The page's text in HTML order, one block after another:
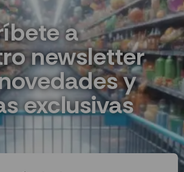
a
newsletter
y
exclusivas